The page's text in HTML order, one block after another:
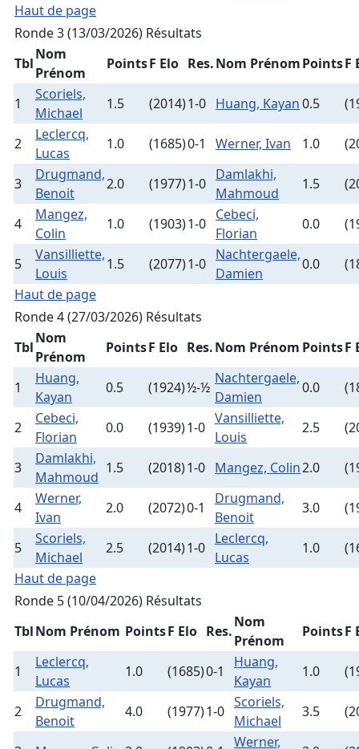
Haut de page
Ronde 3 (13/03/2026) Résultats
Tbl
Nom
Prénom
PointsF Elo Res.Nom PrénomPointsF
1
Scoriels,
Michael
1.5 (2014)1-0 Huang, Kayan0.5
2
Leclercq,
Lucas
1.0 (1685)0-1 Werner, Ivan 1.0
3
Drugmand,
Benoit
2.0 (1977)1-0
Damlakhi,
Mahmoud
1.5
4
Mangez,
Colin
1.0 (1903)1-0
Cebeci,
Florian
0.0
5
Vansilliette,
Louis
1.5 (2077)1-0
Nachtergaele,
Damien
0.0
Haut de page
Ronde 4 (27/03/2026) Résultats
Tbl
Nom
Prénom
PointsF Elo Res.Nom Prénom PointsF
1
Huang,
Kayan
0.5 (1924)½-½
Nachtergaele,
Damien
0.0
2
Cebeci,
Florian
0.0 (1939)1-0
Vansilliette,
Louis
2.5
3
Damlakhi,
Mahmoud
1.5 (2018)1-0 Mangez, Colin2.0
4
Werner,
Ivan
2.0 (2072)0-1
Drugmand,
Benoit
3.0
5
Scoriels,
Michael
2.5 (2014)1-0
Leclercq,
Lucas
1.0
Haut de page
Ronde 5 (10/04/2026) Résultats
TblNom Prénom PointsF Elo Res.
Nom
Prénom
PointsF
1
Leclercq,
Lucas
1.0 (1685)0-1
Huang,
Kayan
1.0
2
Drugmand,
Benoit
4.0 (1977)1-0
Scoriels,
Michael
3.5
Werner,